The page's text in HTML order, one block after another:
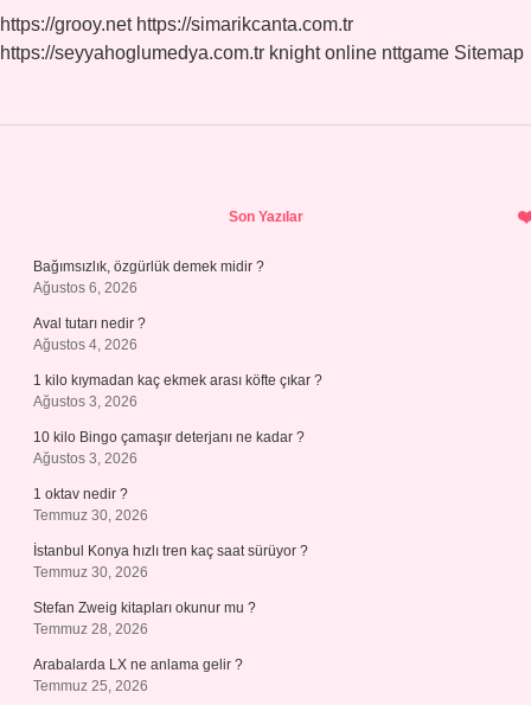
https://grooy.net https://simarikcanta.com.tr
https://seyyahoglumedya.com.tr knight online nttgame Sitemap
Son Yazılar
Bağımsızlık, özgürlük demek midir ?
Ağustos 6, 2026
Aval tutarı nedir ?
Ağustos 4, 2026
1 kilo kıymadan kaç ekmek arası köfte çıkar ?
Ağustos 3, 2026
10 kilo Bingo çamaşır deterjanı ne kadar ?
Ağustos 3, 2026
1 oktav nedir ?
Temmuz 30, 2026
İstanbul Konya hızlı tren kaç saat sürüyor ?
Temmuz 30, 2026
Stefan Zweig kitapları okunur mu ?
Temmuz 28, 2026
Arabalarda LX ne anlama gelir ?
Temmuz 25, 2026